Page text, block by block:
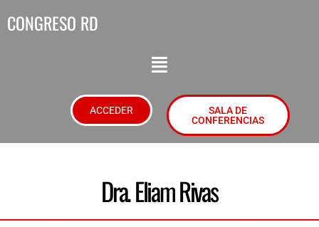
CONGRESO RD
ACCEDER
SALA DE
CONFERENCIAS
Dra. Eliam Rivas